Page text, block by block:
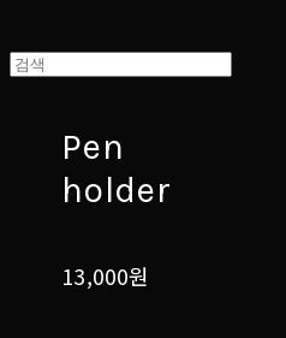
Pen
holder
13,000원